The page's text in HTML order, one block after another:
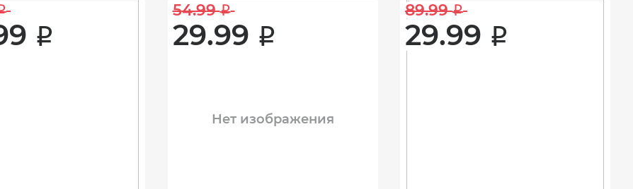
i
54.99 i
29.99 i
Нет изображения
89.99 i
29.99 i